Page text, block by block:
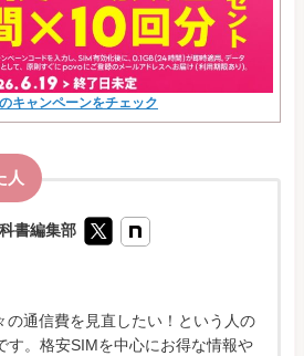
キャンペーンをチェック
書編集部
の通信費を見直したい！という人の
す。格安SIMを中心にお得な情報や